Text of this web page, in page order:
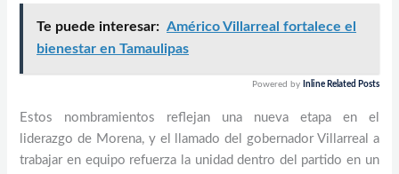
Te puede interesar: Américo Villarreal fortalece el
bienestar en Tamaulipas
Powered by Inline Related Posts
Estos nombramientos reflejan una nueva etapa en el
liderazgo de Morena, y el llamado del gobernador Villarreal a
trabajar en equipo refuerza la unidad dentro del partido en un